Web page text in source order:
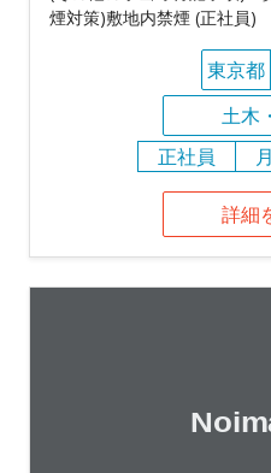
煙対策)敷地内禁煙 (正社員)
東京都
土木
正社員
詳細